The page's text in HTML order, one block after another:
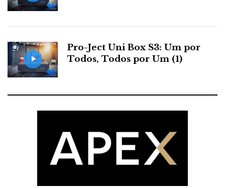
Pro-Ject Uni Box S3: Um por
Todos, Todos por Um (1)